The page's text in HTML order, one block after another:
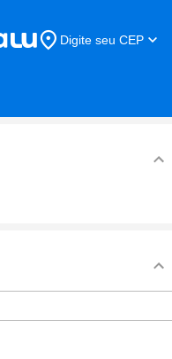
Digite seu CEP